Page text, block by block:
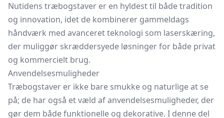
Nutidens træbogstaver er en hyldest til både tradition
og innovation, idet de kombinerer gammeldags
håndværk med avanceret teknologi som laserskæring,
der muliggør skræddersyede løsninger for både privat
og kommercielt brug.
Anvendelsesmuligheder
Træbogstaver er ikke bare smukke og naturlige at se
på; de har også et væld af anvendelsesmuligheder, der
gør dem både funktionelle og dekorative. I denne del